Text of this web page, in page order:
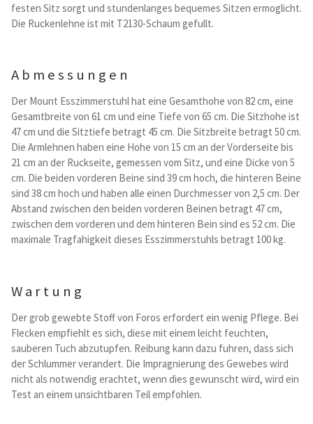
festen Sitz sorgt und stundenlanges bequemes Sitzen ermoglicht.
Die Ruckenlehne ist mit T2130-Schaum gefullt.
Abmessungen
Der Mount Esszimmerstuhl hat eine Gesamthohe von 82 cm, eine
Gesamtbreite von 61 cm und eine Tiefe von 65 cm. Die Sitzhohe ist
47 cm und die Sitztiefe betragt 45 cm. Die Sitzbreite betragt 50 cm.
Die Armlehnen haben eine Hohe von 15 cm an der Vorderseite bis
21 cm an der Ruckseite, gemessen vom Sitz, und eine Dicke von 5
cm. Die beiden vorderen Beine sind 39 cm hoch, die hinteren Beine
sind 38 cm hoch und haben alle einen Durchmesser von 2,5 cm. Der
Abstand zwischen den beiden vorderen Beinen betragt 47 cm,
zwischen dem vorderen und dem hinteren Bein sind es 52 cm. Die
maximale Tragfahigkeit dieses Esszimmerstuhls betragt 100 kg.
Wartung
Der grob gewebte Stoff von Foros erfordert ein wenig Pflege. Bei
Flecken empfiehlt es sich, diese mit einem leicht feuchten,
sauberen Tuch abzutupfen. Reibung kann dazu fuhren, dass sich
der Schlummer verandert. Die Impragnierung des Gewebes wird
nicht als notwendig erachtet, wenn dies gewunscht wird, wird ein
Test an einem unsichtbaren Teil empfohlen.